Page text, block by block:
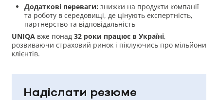
Додаткові переваги: знижки на продукти компанії
та роботу в середовищі, де цінують експертність,
партнерство та відповідальність
UNIQA вже понад 32 роки працює в Україні,
розвиваючи страховий ринок і піклуючись про мільйони
клієнтів.
Надіслати резюме